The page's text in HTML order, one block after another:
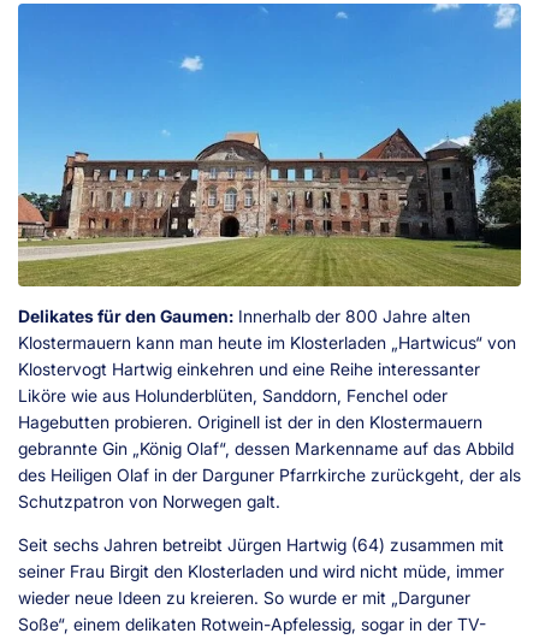
Delikates für den Gaumen: Innerhalb der 800 Jahre alten
Klostermauern kann man heute im Klosterladen „Hartwicus“ von
Klostervogt Hartwig einkehren und eine Reihe interessanter
Liköre wie aus Holunderblüten, Sanddorn, Fenchel oder
Hagebutten probieren. Originell ist der in den Klostermauern
gebrannte Gin „König Olaf“, dessen Markenname auf das Abbild
des Heiligen Olaf in der Darguner Pfarrkirche zurückgeht, der als
Schutzpatron von Norwegen galt.
Seit sechs Jahren betreibt Jürgen Hartwig (64) zusammen mit
seiner Frau Birgit den Klosterladen und wird nicht müde, immer
wieder neue Ideen zu kreieren. So wurde er mit „Darguner
Soße“, einem delikaten Rotwein-Apfelessig, sogar in der TV-